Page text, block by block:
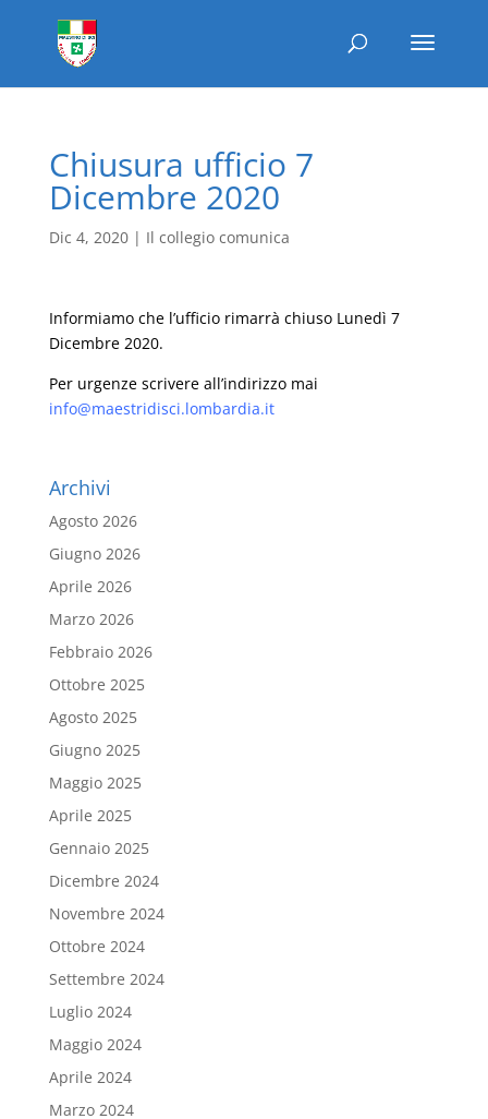
Chiusura ufficio 7
Dicembre 2020
Dic 4, 2020| Il collegio comunica
Informiamo che l’ufficio rimarrà chiuso Lunedì 7
Dicembre 2020.
Per urgenze scrivere all’indirizzo mai
info@maestridisci.lombardia.it
Archivi
Agosto 2026
Giugno 2026
Aprile 2026
Marzo 2026
Febbraio 2026
Ottobre 2025
Agosto 2025
Giugno 2025
Maggio 2025
Aprile 2025
Gennaio 2025
Dicembre 2024
Novembre 2024
Ottobre 2024
Settembre 2024
Luglio 2024
Maggio 2024
Aprile 2024
Marzo 2024